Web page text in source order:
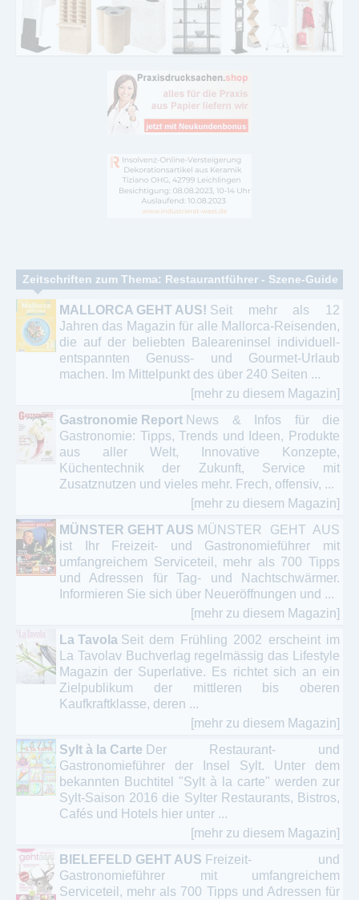
Zeitschriften zum Thema: Restaurantführer - Szene-Guide
MALLORCA GEHT AUS! Seit mehr als 12
Jahren das Magazin für alle Mallorca-Reisenden,
die auf der beliebten Baleareninsel individuell-
entspannten Genuss- und Gourmet-Urlaub
machen. Im Mittelpunkt des über 240 Seiten ...
[mehr zu diesem Magazin]
Gastronomie Report News & Infos für die
Gastronomie: Tipps, Trends und Ideen, Produkte
aus aller Welt, Innovative Konzepte,
Küchentechnik der Zukunft, Service mit
Zusatznutzen und vieles mehr. Frech, offensiv, ...
[mehr zu diesem Magazin]
MÜNSTER GEHT AUS MÜNSTER GEHT AUS
ist Ihr Freizeit- und Gastronomieführer mit
umfangreichem Serviceteil, mehr als 700 Tipps
und Adressen für Tag- und Nachtschwärmer.
Informieren Sie sich über Neueröffnungen und ...
[mehr zu diesem Magazin]
La Tavola Seit dem Frühling 2002 erscheint im
La Tavolav Buchverlag regelmässig das Lifestyle
Magazin der Superlative. Es richtet sich an ein
Zielpublikum der mittleren bis oberen
Kaufkraftklasse, deren ...
[mehr zu diesem Magazin]
Sylt à la Carte Der Restaurant- und
Gastronomieführer der Insel Sylt. Unter dem
bekannten Buchtitel "Sylt à la carte" werden zur
Sylt-Saison 2016 die Sylter Restaurants, Bistros,
Cafés und Hotels hier unter ...
[mehr zu diesem Magazin]
BIELEFELD GEHT AUS Freizeit- und
Gastronomieführer mit umfangreichem
Serviceteil, mehr als 700 Tipps und Adressen für